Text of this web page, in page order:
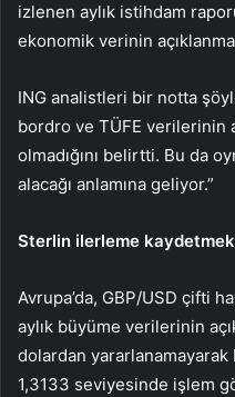
izlenen aylık istihdam
ekonomik verinin
ING analistleri bir notta
bordro ve TÜFE verilerinin
olmadığını belirtti. Bu da
alacağı anlamına geliyor.”
Sterlin ilerleme
Avrupa’da, GBP/USD çifti
aylık büyüme verilerinin
dolardan
1,3133 seviyesinde işlem